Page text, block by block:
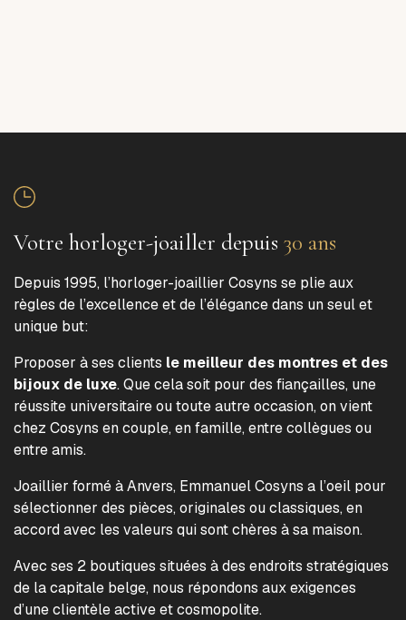
Votre horloger-joailler depuis 30 ans
Depuis 1995, l’horloger-joaillier Cosyns se plie aux
règles de l’excellence et de l’élégance dans un seul et
unique but:
Proposer à ses clients le meilleur des montres et des
bijoux de luxe. Que cela soit pour des fiançailles, une
réussite universitaire ou toute autre occasion, on vient
chez Cosyns en couple, en famille, entre collègues ou
entre amis.
Joaillier formé à Anvers, Emmanuel Cosyns a l’oeil pour
sélectionner des pièces, originales ou classiques, en
accord avec les valeurs qui sont chères à sa maison.
Avec ses 2 boutiques situées à des endroits stratégiques
de la capitale belge, nous répondons aux exigences
d’une clientèle active et cosmopolite.